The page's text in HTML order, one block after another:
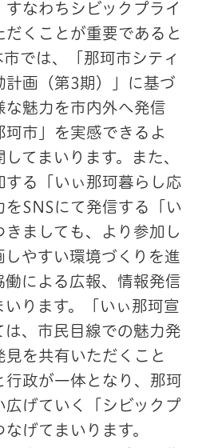
なわちシビックプライ
だくことが重要であると
では、「那珂市シティ
計画（第3期）」に基づ
な魅力を市内外へ発信
珂市」を実感できるよ
てまいります。また、
する「いぃ那珂暮らし応
をSNSにて発信する「い
きましても、より参加し
やすい環境づくりを進
働による広報、情報発信
ります。「いぃ那珂宣
、市民目線での魅力発
を共有いただくこと
行政が一体となり、那珂
広げていく「シビックプ
げてまいります。